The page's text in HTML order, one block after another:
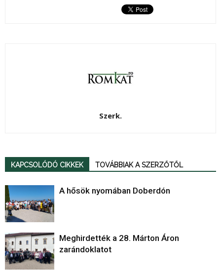
Szerk.
KAPCSOLÓDÓ CIKKEK TOVÁBBIAK A SZERZŐTŐL
A hősök nyomában Doberdón
Meghirdették a 28. Márton Áron
zarándoklatot